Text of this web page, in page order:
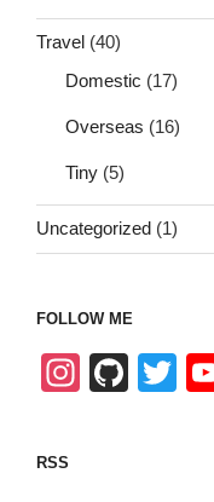
Travel (40)
Domestic (17)
Overseas (16)
Tiny (5)
Uncategorized (1)
FOLLOW ME
In
Gi T
RSS